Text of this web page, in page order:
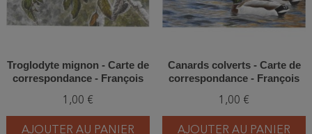
Troglodyte mignon - Carte de
correspondance - François
1,00 €
AJOUTER AU PANIER
Canards colverts - Carte de
correspondance - François
1,00 €
AJOUTER AU PANIER